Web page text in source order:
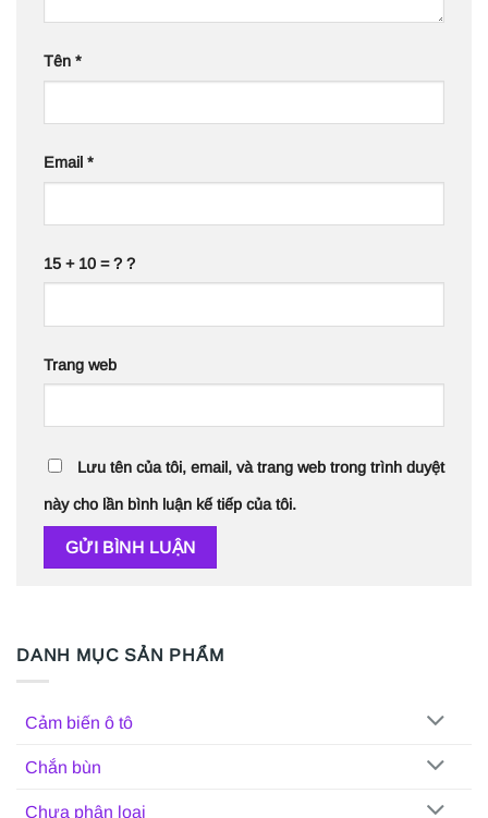
DANH MỤC SẢN PHẨM
Cảm biến ô tô
Chắn bùn
Chưa phân loại
Tên *
Email *
15 + 10 = ? ?
Trang web
Lưu tên của tôi, email, và trang web trong trình duyệt
này cho lần bình luận kế tiếp của tôi.